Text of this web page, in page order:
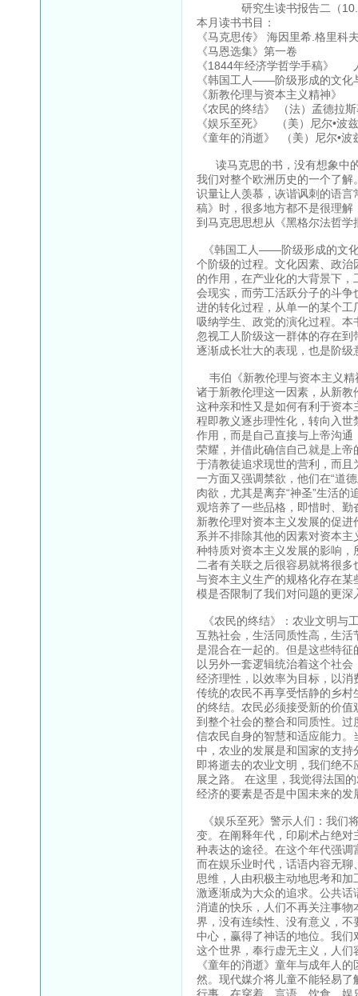
研究生读书报告二（
本月读书书目：
《马克思传》 海因里希.格里
《马恩选集》第一卷
《1844年经济学哲学手稿》
《韩国工人——阶级形成的文
《新教伦理与资本主义精神》
《农民的终结》 （法）孟德
《娱乐至死》 （美）尼尔•波
《童年的消逝》 （美）尼尔•
读马克思的书，没有想象中的
我们对整个欧洲历史的一个了
识量让人羡慕，诙谐讽刺的语
稿》时，很多地方都不是很理
到马克思思想从《黑格尔法哲
《韩国工人——阶级形成的文
个阶级的过程。文化因素、政
的作用，在产业化的大背景下
会现实，而劳工活跃分子的斗
进的转化过程，从单一的某个
吸纳学生、政党的演化过程。
忽视工人阶级这一群体的存在
逐渐成长壮大的表现，也是阶
韦伯《新教伦理与资本主义精
诸于新教伦理这一因素，从新教
这种亲和性又是如何有利于资
程即教义逐步理性化，转向入
作用，而是自己直接与上帝沟通
荣耀，并借此确信自己就是上
于清教徒追求现世的营利，而
一方面又强调禁欲，他们在“道
肉欲，尤其是离弃“神圣”生活
观培养了一些品格，即惜时、
新教伦理对资本主义发展的促
系并不排除其他的因素对资本
种特质对资本主义发展的影响
二者有关联之后很容易就将很
与资本主义生产的规格化存在
模是否限制了我们对问题的更深
《农民的终结》：农业文明与
互熟社会，生活同质性高，生
是混合在一起的。但是这些特
以另外一套逻辑统治着这个社
经济理性，以效率为目标，以
传统的农民不再享受恬静的乡
的终结。农民必须接受新的价
到整个社会的整合和同质性。
信农民自身的智慧和适应能力
中，农业的发展是和国家的支
即将逝去的农业文明，我们绝
展之路。 在这里，我觉得法国
经济的要素是否是中国未来的
《娱乐至死》警示人们：我们
变。在阐释年代，印刷术占绝
种表达的途径。在这个年代强
而在娱乐业时代，话语内容无
思维，人由积极主动地思考和
激逐渐成为大众的追求。公共
消遣的快乐，人们不再关注事
界，没有连续性、没有意义，
中心，赢得了神话的地位。我
这个世界，奉行虚无主义，人
《童年的消逝》童年与成年人
然。现代媒介将儿童不能轻易